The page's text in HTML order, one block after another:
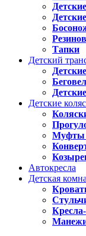
Тапки
Детский
Детские
Муфты
Автокресла
Детская